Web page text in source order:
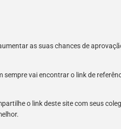
as suas chances de
vai encontrar o link de
o link deste site com seus